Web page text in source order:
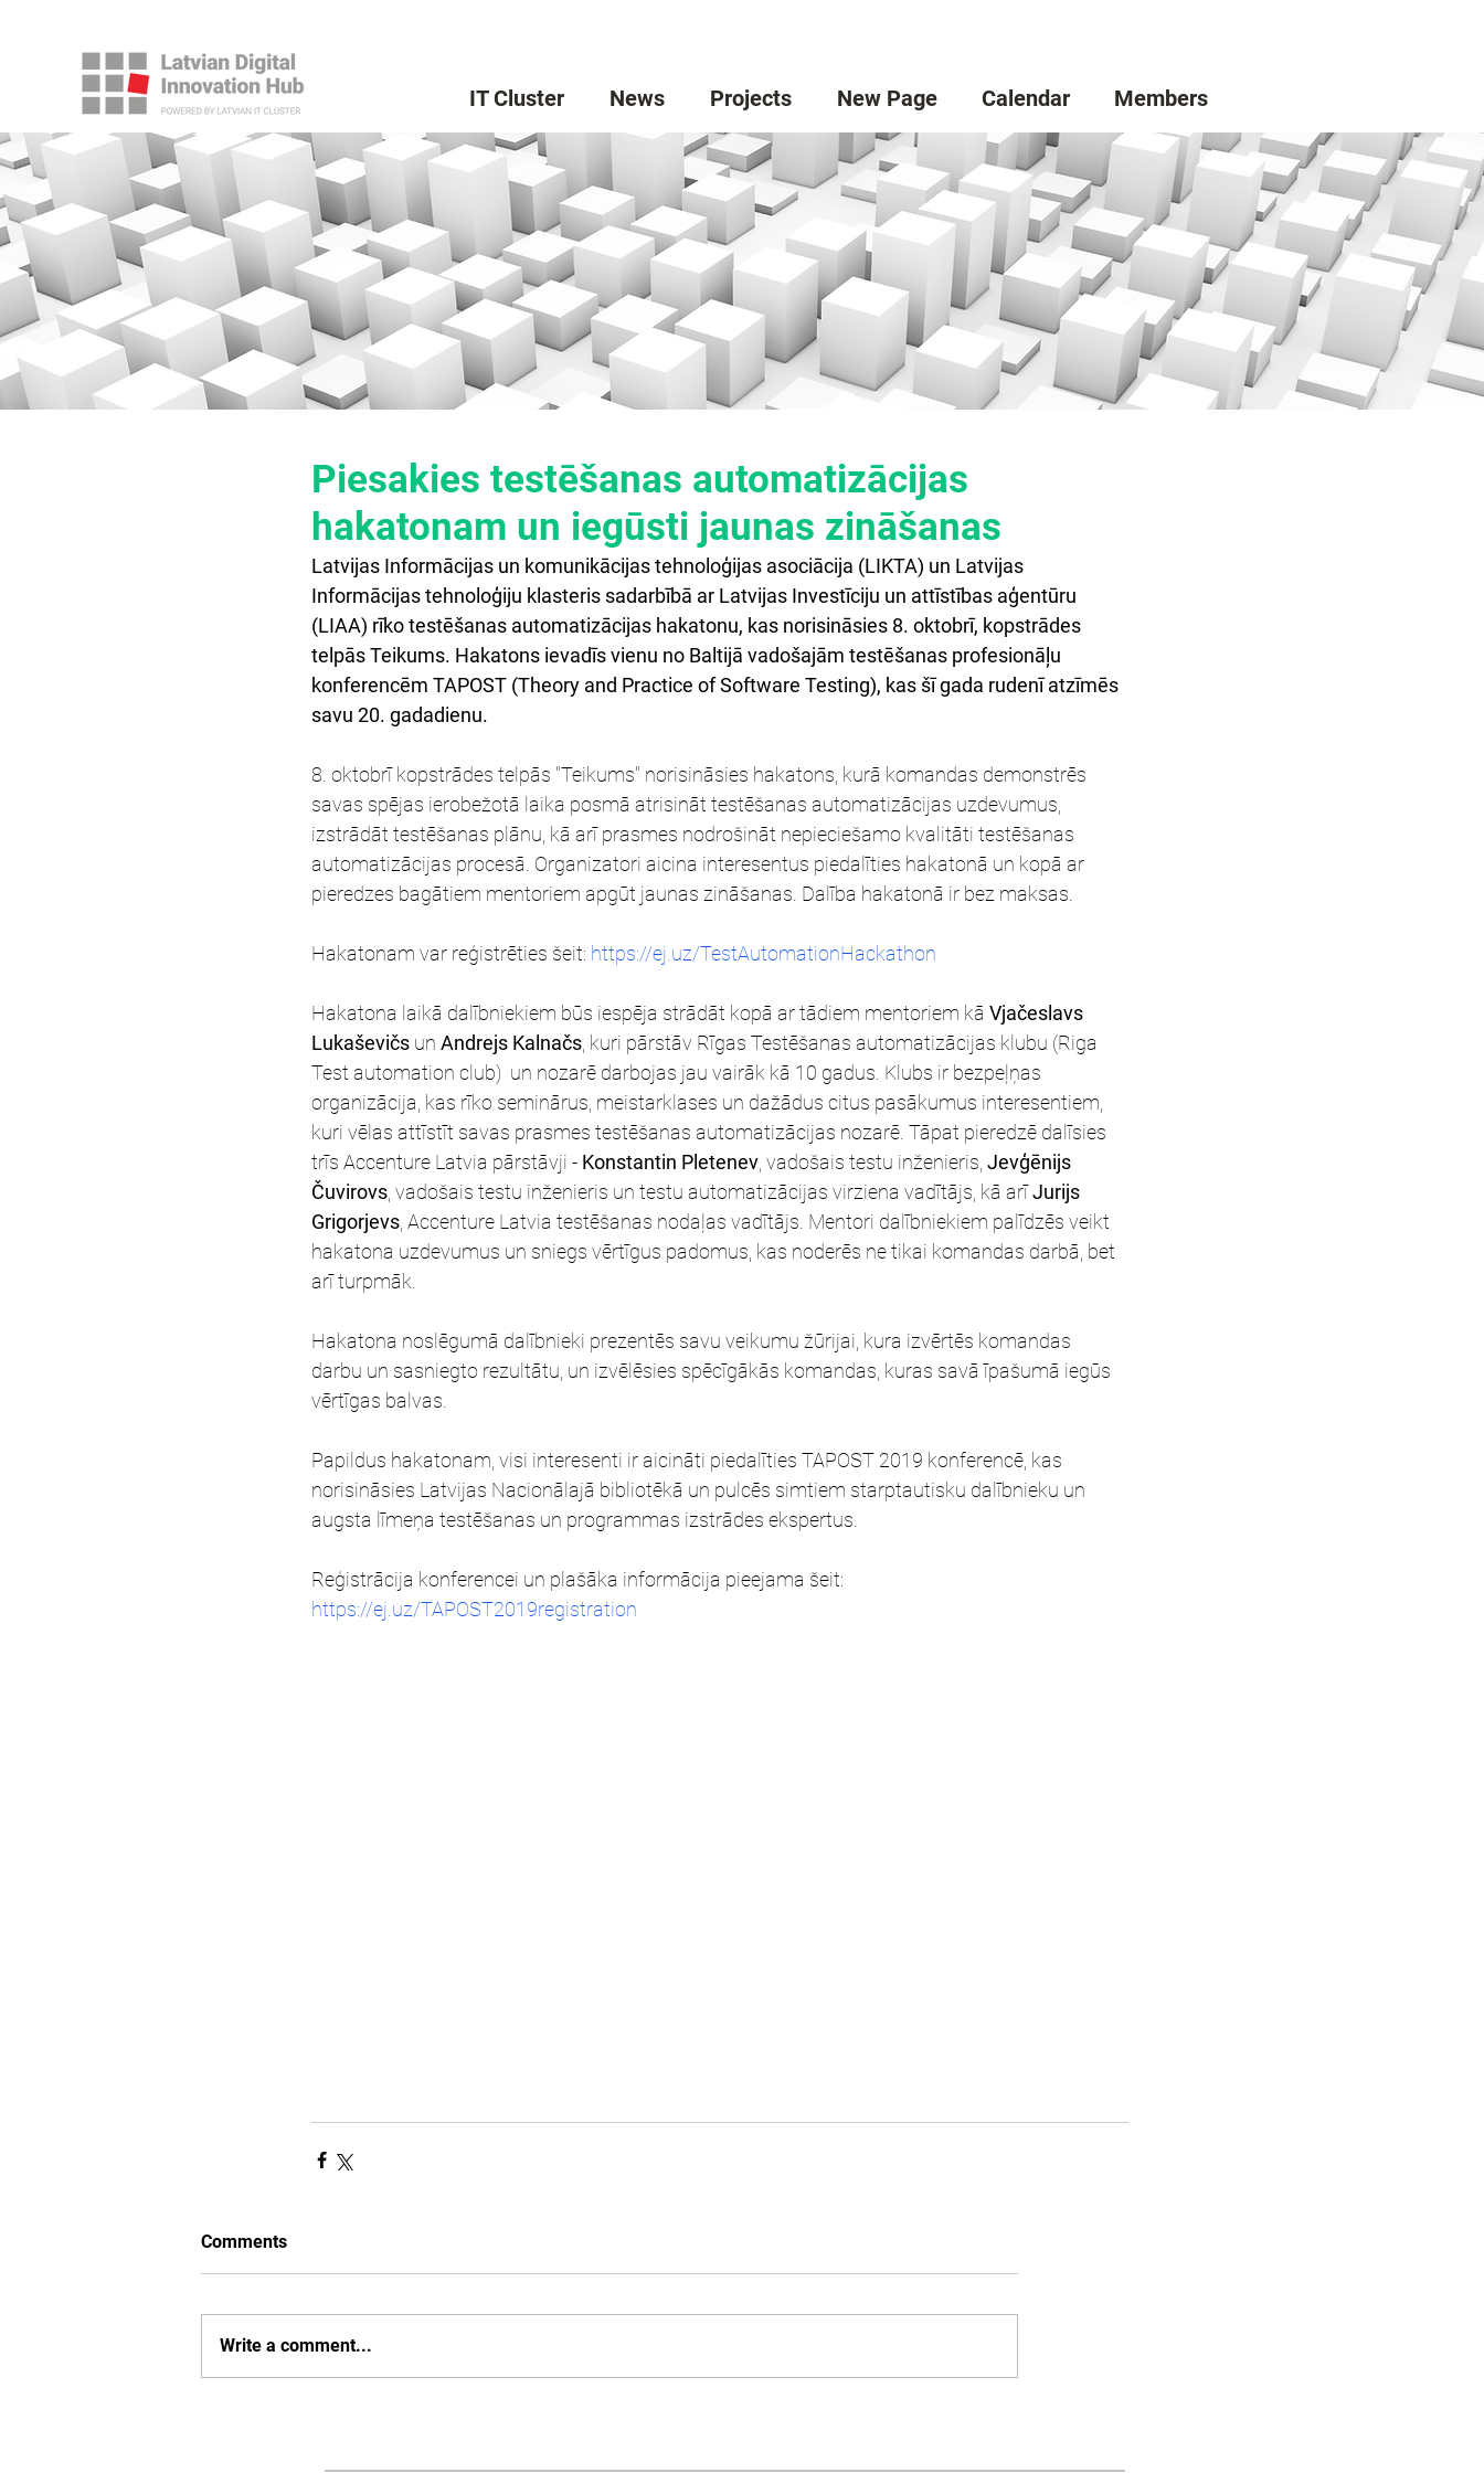
IT Cluster News Projects New Page Calendar Members
Piesakies testēšanas automatizācijas
hakatonam un iegūsti jaunas zināšanas
Latvijas Informācijas un komunikācijas tehnoloģijas asociācija (LIKTA) un Latvijas
Informācijas tehnoloģiju klasteris sadarbībā ar Latvijas Investīciju un attīstības aģentūru
(LIAA) rīko testēšanas automatizācijas hakatonu, kas norisināsies 8. oktobrī, kopstrādes
telpās Teikums. Hakatons ievadīs vienu no Baltijā vadošajām testēšanas profesionāļu
konferencēm TAPOST (Theory and Practice of Software Testing), kas šī gada rudenī atzīmēs
savu 20. gadadienu.
8. oktobrī kopstrādes telpās "Teikums" norisināsies hakatons, kurā komandas demonstrēs
savas spējas ierobežotā laika posmā atrisināt testēšanas automatizācijas uzdevumus,
izstrādāt testēšanas plānu, kā arī prasmes nodrošināt nepieciešamo kvalitāti testēšanas
automatizācijas procesā. Organizatori aicina interesentus piedalīties hakatonā un kopā ar
pieredzes bagātiem mentoriem apgūt jaunas zināšanas. Dalība hakatonā ir bez maksas.
Hakatonam var reģistrēties šeit: https://ej.uz/TestAutomationHackathon
Hakatona laikā dalībniekiem būs iespēja strādāt kopā ar tādiem mentoriem kā Vjačeslavs
Lukaševičs un Andrejs Kalnačs , kuri pārstāv Rīgas Testēšanas automatizācijas klubu (Riga
Test automation club)  un nozarē darbojas jau vairāk kā 10 gadus. Klubs ir bezpeļņas
organizācija, kas rīko seminārus, meistarklases un dažādus citus pasākumus interesentiem,
kuri vēlas attīstīt savas prasmes testēšanas automatizācijas nozarē. Tāpat pieredzē dalīsies
trīs Accenture Latvia pārstāvji - Konstantin Pletenev , vadošais testu inženieris, Jevģēnijs
Čuvirovs , vadošais testu inženieris un testu automatizācijas virziena vadītājs, kā arī Jurijs
Grigorjevs , Accenture Latvia testēšanas nodaļas vadītājs. Mentori dalībniekiem palīdzēs veikt
hakatona uzdevumus un sniegs vērtīgus padomus, kas noderēs ne tikai komandas darbā, bet
arī turpmāk.
Hakatona noslēgumā dalībnieki prezentēs savu veikumu žūrijai, kura izvērtēs komandas
darbu un sasniegto rezultātu, un izvēlēsies spēcīgākās komandas, kuras savā īpašumā iegūs
vērtīgas balvas.
Papildus hakatonam, visi interesenti ir aicināti piedalīties TAPOST 2019 konferencē, kas
norisināsies Latvijas Nacionālajā bibliotēkā un pulcēs simtiem starptautisku dalībnieku un
augsta līmeņa testēšanas un programmas izstrādes ekspertus.
Reģistrācija konferencei un plašāka informācija pieejama šeit:
https://ej.uz/TAPOST2019registration
Comments
Write a comment...